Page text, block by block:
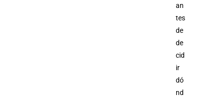
an
tes
de
de
cid
ir
dó
nd